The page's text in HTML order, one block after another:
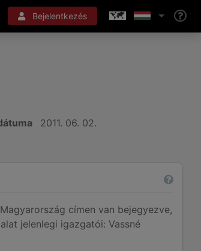
Bejelentkezés
2011. 06. 02.
címen van bejegyezve,
jelenlegi igazgatói: Vassné